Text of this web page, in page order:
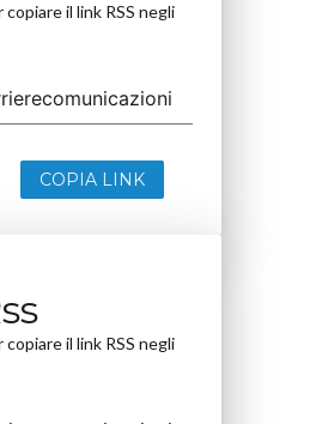
il link RSS negli
COPIA LINK
il link RSS negli